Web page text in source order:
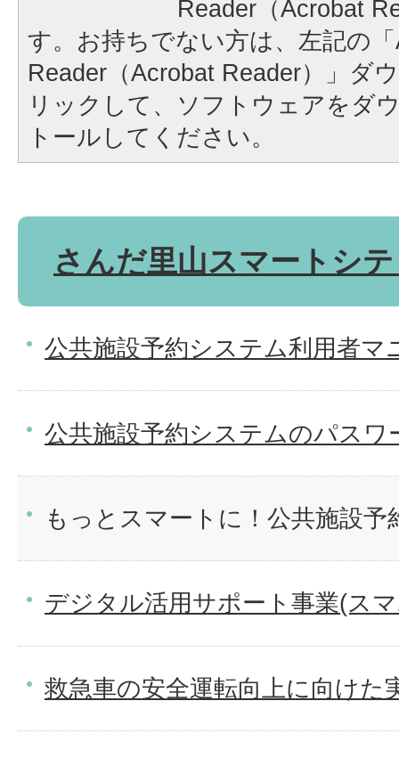
Reader（Acrobat
す。お持ちでない方は、左記の
Reader（Acrobat Reader）」ダ
リックして、ソフトウェアをダ
トールしてください。
さんだ里山スマートシ
公共施設予約システム利用者マ
公共施設予約システムのパスワ
もっとスマートに！公共施設予
デジタル活用サポート事業(ス
救急車の安全運転向上に向けた